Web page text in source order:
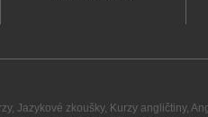
, Jazykové zkoušky, Kurzy angličtiny,